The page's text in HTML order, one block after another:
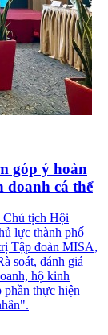
góp ý hoàn
doanh cá thể
Chủ tịch Hội
lực thành phố
Tập đoàn MISA,
soát, đánh giá
hộ kinh
phần thực hiện